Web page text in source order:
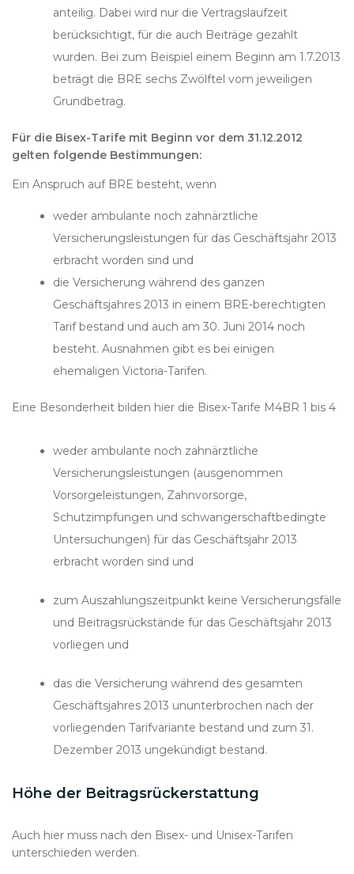
anteilig. Dabei wird nur die Vertragslaufzeit
berücksichtigt, für die auch Beiträge gezahlt
wurden. Bei zum Beispiel einem Beginn am 1.7.2013
beträgt die BRE sechs Zwölftel vom jeweiligen
Grundbetrag.
Für die Bisex-Tarife mit Beginn vor dem 31.12.2012
gelten folgende Bestimmungen:
Ein Anspruch auf BRE besteht, wenn
weder ambulante noch zahnärztliche
Versicherungsleistungen für das Geschäftsjahr 2013
erbracht worden sind und
die Versicherung während des ganzen
Geschäftsjahres 2013 in einem BRE-berechtigten
Tarif bestand und auch am 30. Juni 2014 noch
besteht. Ausnahmen gibt es bei einigen
ehemaligen Victoria-Tarifen.
Eine Besonderheit bilden hier die Bisex-Tarife M4BR 1 bis 4
weder ambulante noch zahnärztliche
Versicherungsleistungen (ausgenommen
Vorsorgeleistungen, Zahnvorsorge,
Schutzimpfungen und schwangerschaftbedingte
Untersuchungen) für das Geschäftsjahr 2013
erbracht worden sind und
zum Auszahlungszeitpunkt keine Versicherungsfälle
und Beitragsrückstände für das Geschäftsjahr 2013
vorliegen und
das die Versicherung während des gesamten
Geschäftsjahres 2013 ununterbrochen nach der
vorliegenden Tarifvariante bestand und zum 31.
Dezember 2013 ungekündigt bestand.
Höhe der Beitragsrückerstattung
Auch hier muss nach den Bisex- und Unisex-Tarifen
unterschieden werden.